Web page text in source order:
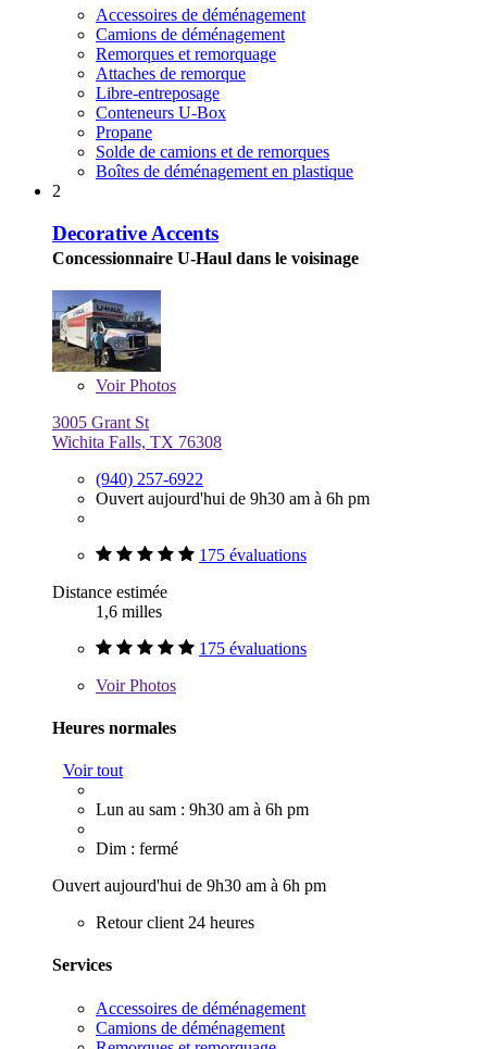
Accessoires de déménagement
Camions de déménagement
Remorques et remorquage
Attaches de remorque
Libre-entreposage
Conteneurs U-Box
Propane
Solde de camions et de remorques
Boîtes de déménagement en plastique
2
Decorative Accents
Concessionnaire U-Haul dans le voisinage
VoirPhotos
3005 Grant St
Wichita Falls, TX 76308
(940) 257-6922
Ouvert aujourd'hui de 9h30 am à 6h pm
175 évaluations
Distance estimée
1,6 milles
175 évaluations
VoirPhotos
Heures normales
Voir tout
Lun au sam : 9h30 am à 6h pm
Dim : fermé
Ouvert aujourd'hui de 9h30 am à 6h pm
Retour client 24 heures
Services
Accessoires de déménagement
Camions de déménagement